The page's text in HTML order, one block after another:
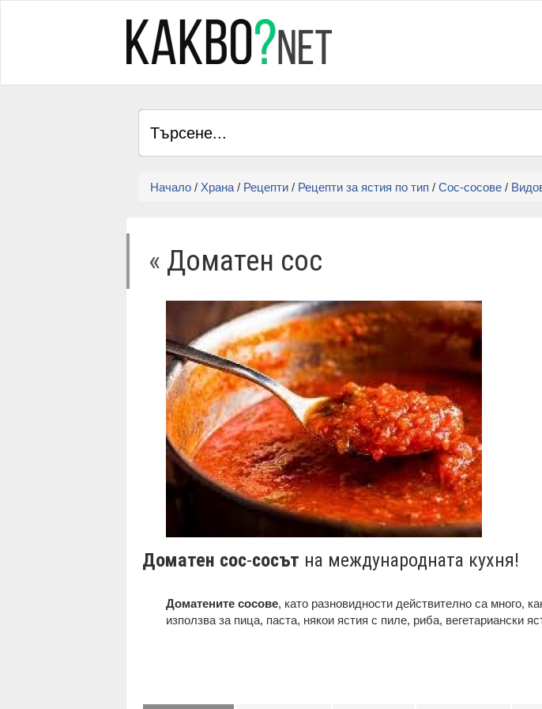
Начало / Храна / Рецепти / Рецепти за ястия по тип / Сос-сосове /
« Доматен сос
Доматен сос-сосът на международната кухня!
Доматените сосове, като разновидности действително са много,
използва за пица, паста, някои ястия с пиле, риба, вегетариански